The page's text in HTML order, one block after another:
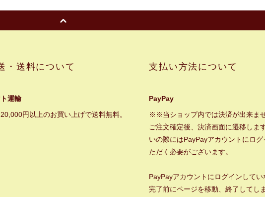
・送料について
運輸
円以上のお買い上げで送料無料。
支払い方法について
PayPay
※※当ショップ内では決済が出来
ご注文確定後、決済画面に遷移しま
いの際にはPayPayアカウントにロ
ただく必要がございます。
PayPayアカウントにログインして
完了前にページを移動、終了してし